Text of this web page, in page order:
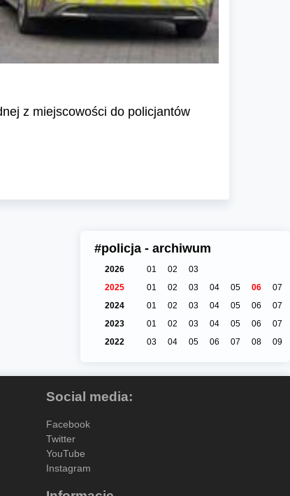
z miejscowości do policjantów
#policja - archiwum
2026 01 02
03
2025
01 02 03 04 05 06
07
2024
01 02 03 04 05 06
07
2023
01 02 03 04 05 06
07
2022
03 04 05 06 07 08 09
Social media:
Facebook
Twitter
YouTube
Instagram